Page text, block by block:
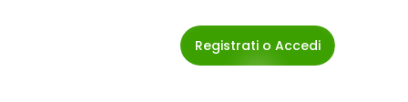
Registrati o Accedi